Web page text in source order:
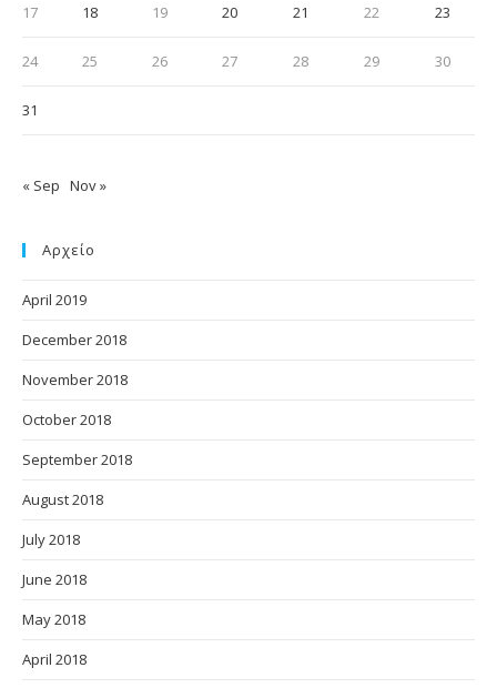
17 18 19 20 21 22 23
24 25 26 27 28 29 30
31
« Sep Nov »
Αρχείο
April 2019
December 2018
November 2018
October 2018
September 2018
August 2018
July 2018
June 2018
May 2018
April 2018